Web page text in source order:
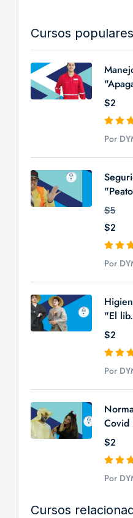
Cursos
Cursos populares
$2
Por
$5
$2
Por
"El
$2
Por
Covid
$2
Por